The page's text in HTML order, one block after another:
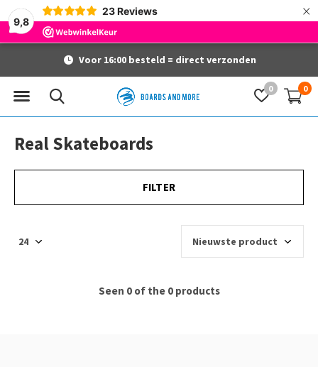
9,8
23 Reviews ×
0 0
Voor 16:00 besteld = direct verzonden
Real Skateboards
FILTER
Seen 0 of the 0 products